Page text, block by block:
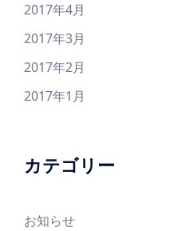
2017年4月
2017年3月
2017年2月
2017年1月
カテゴリー
お知らせ